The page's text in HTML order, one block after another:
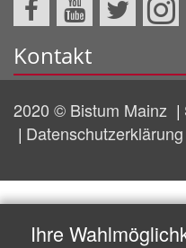
Kontakt
2020 © Bistum Mainz
Datenschutzerklärung
Ihre